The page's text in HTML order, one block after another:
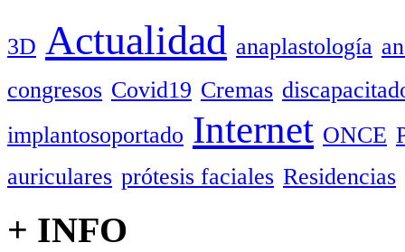
3D Actualidad anaplastología
congresos Covid19 Cremas
implantosoportado Internet ONCE
auriculares prótesis faciales Residencias
+ INFO